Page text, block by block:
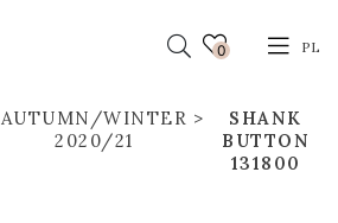
0 PL
AUTUMN/WINTER
2020/21
SHANK
BUTTON
131800